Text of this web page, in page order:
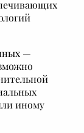
—
иному